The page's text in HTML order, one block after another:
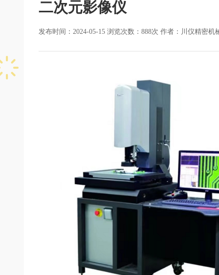
二次元影像仪
发布时间：2024-05-15 浏览次数： 888次 作者：川仪精密机